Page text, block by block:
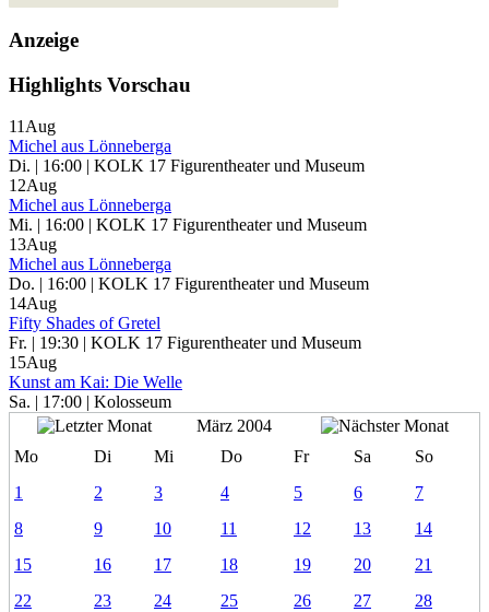
Anzeige
Highlights Vorschau
11Aug
Michel aus Lönneberga
Di. | 16:00 | KOLK 17 Figurentheater und Museum
12Aug
Michel aus Lönneberga
Mi. | 16:00 | KOLK 17 Figurentheater und Museum
13Aug
Michel aus Lönneberga
Do. | 16:00 | KOLK 17 Figurentheater und Museum
14Aug
Fifty Shades of Gretel
Fr. | 19:30 | KOLK 17 Figurentheater und Museum
15Aug
Kunst am Kai: Die Welle
Sa. | 17:00 | Kolosseum
März 2004
Mo
Di Mi Do Fr Sa
So
1
2 3 4 5 6
7
8
9 10 11 12 13
14
15
16 17 18 19 20
21
22
23 24 25 26 27
28